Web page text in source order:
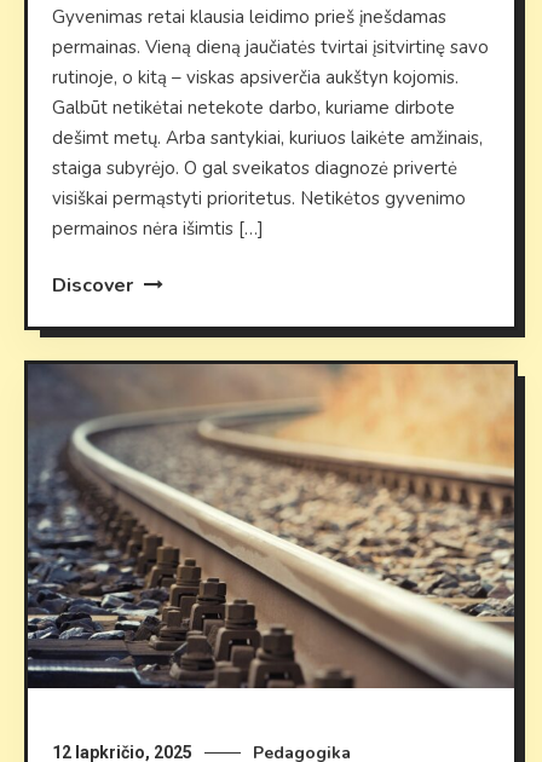
Gyvenimas retai klausia leidimo prieš įnešdamas
permainas. Vieną dieną jaučiatės tvirtai įsitvirtinę savo
rutinoje, o kitą – viskas apsiverčia aukštyn kojomis.
Galbūt netikėtai netekote darbo, kuriame dirbote
dešimt metų. Arba santykiai, kuriuos laikėte amžinais,
staiga subyrėjo. O gal sveikatos diagnozė privertė
visiškai permąstyti prioritetus. Netikėtos gyvenimo
permainos nėra išimtis […]
Discover
12 lapkričio, 2025 Pedagogika